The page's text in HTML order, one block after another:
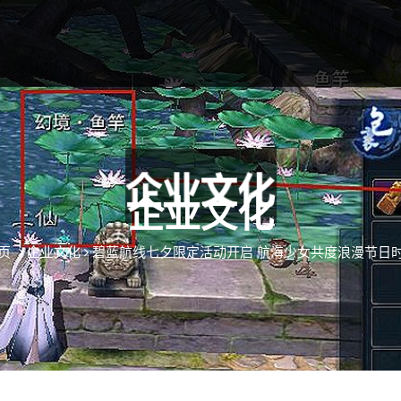
企业文化
企业文化 碧蓝航线七夕限定活动开启 航海少女共度浪漫节日